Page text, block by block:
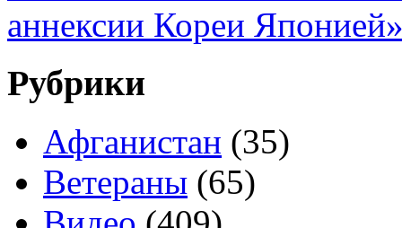
аннексии Кореи
Рубрики
Афганистан (35)
Ветераны (65)